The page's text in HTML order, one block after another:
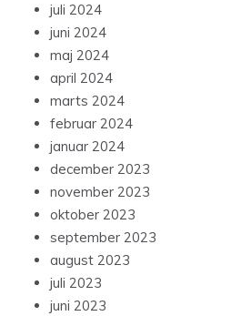
juli 2024
juni 2024
maj 2024
april 2024
marts 2024
februar 2024
januar 2024
december 2023
november 2023
oktober 2023
september 2023
august 2023
juli 2023
juni 2023